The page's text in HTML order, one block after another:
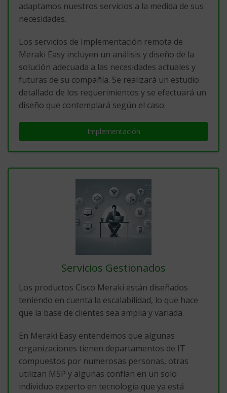
adaptamos nuestros servicios a la medida de sus
necesidades.
Los servicios de Implementación remota de
Meraki Easy incluyen un análisis y diseño de la
solución adecuada a las necesidades actuales y
futuras de su compañía. Se realizará un estudio
detallado de los requerimientos y se efectuará un
diseño que contemplará según el caso.
Implementación
Servicios Gestionados
Los productos Cisco Meraki están diseñados
teniendo en cuenta la escalabilidad, lo que hace
que la base de clientes sea amplia y variada.
En Meraki Easy entendemos que algunas
organizaciones tienen departamentos de IT
compuestos por numerosas personas, otras
utilizan MSP y algunas confían en un solo
individuo experto en tecnología que ya está